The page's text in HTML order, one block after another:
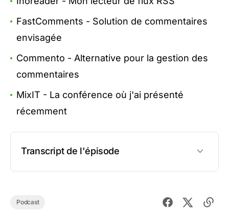
FastComments - Solution de commentaires
envisagée
Commento - Alternative pour la gestion des
commentaires
MixIT - La conférence où j'ai présenté
récemment
Transcript de l'épisode
Podcast